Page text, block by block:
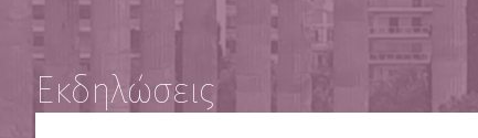
Εκδηλώσεις